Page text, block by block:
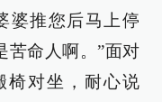
婆推您后马上停
苦命人啊。”面对
椅对坐，耐心说